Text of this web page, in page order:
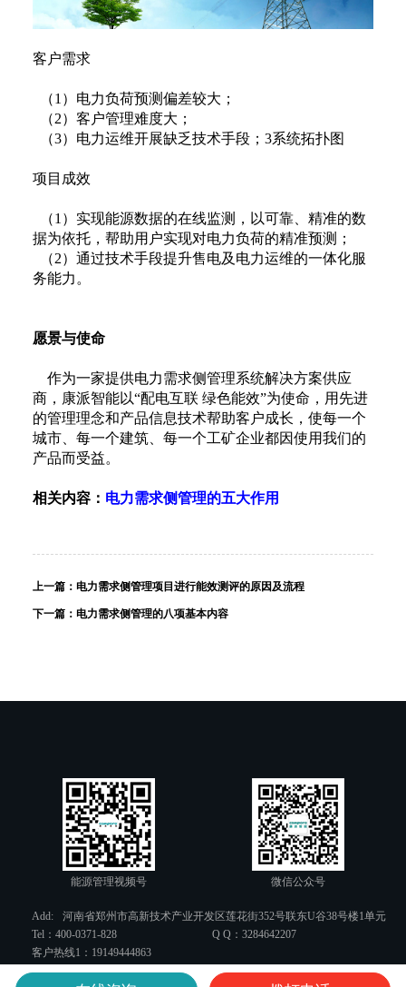
客户需求
（1）电力负荷预测偏差较大；
（2）客户管理难度大；
（3）电力运维开展缺乏技术手段；3系统拓扑图
项目成效
（1）实现能源数据的在线监测，以可靠、精准的数
据为依托，帮助用户实现对电力负荷的精准预测；
（2）通过技术手段提升售电及电力运维的一体化服
务能力。
愿景与使命
作为一家提供电力需求侧管理系统解决方案供应
商，康派智能以“配电互联 绿色能效”为使命，用先进
的管理理念和产品信息技术帮助客户成长，使每一个
城市、每一个建筑、每一个工矿企业都因使用我们的
产品而受益。
相关内容： 电力需求侧管理的五大作用
上一篇： 电力需求侧管理项目进行能效测评的原因及流程
下一篇： 电力需求侧管理的八项基本内容
能源管理视频号 微信公众号
Add:
河南省郑州市高新技术产业开发区莲花街352号联东U谷38号楼1单元
Tel：400-0371-828
Q Q：3284642207
客户热线1：19149444863